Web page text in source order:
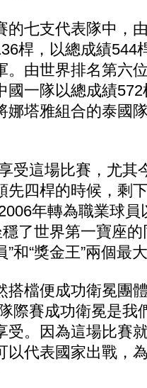
七支代表隊中，
桿，以總成績544
。由世界排名第六
國一隊以總成績
娜塔雅組合的泰國
這場比賽，尤其
先四桿的時候，剩
年轉為職業球
穩了世界第一寶座
和“獎金王”兩個最
檔便成功衛冕團
際賽成功衛冕是我
受。因為這場比賽
以代表國家出戰，